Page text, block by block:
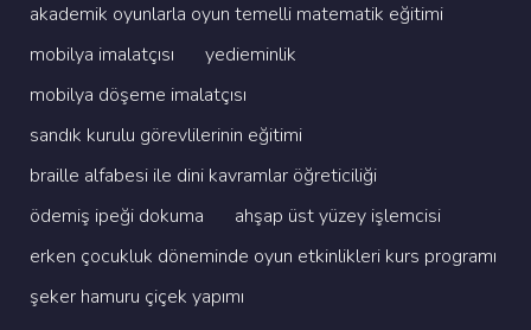
akademi̇k oyunlarla oyun temelli̇ matemati̇k eği̇ti̇mi̇
mobi̇lya i̇malatçisi
yedi̇emi̇nli̇k
mobi̇lya döşeme i̇malatçisi
sandik kurulu görevli̇leri̇ni̇n eği̇ti̇mi̇
brai̇lle alfabesi̇ i̇le di̇ni̇ kavramlar öğreti̇ci̇li̇ği̇
ödemi̇ş i̇peği̇ dokuma
ahşap üst yüzey i̇şlemci̇si̇
erken çocukluk dönemi̇nde oyun etki̇nli̇kleri̇ kurs programi
şeker hamuru çi̇çek yapimi